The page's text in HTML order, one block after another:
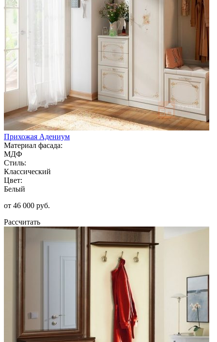
Прихожая Адениум
Материал фасада:
МДФ
Стиль:
Классический
Цвет:
Белый
от 46 000 руб.
Рассчитать